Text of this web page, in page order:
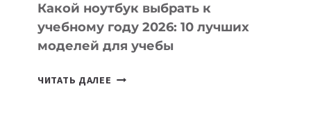
Какой ноутбук выбрать к
учебному году 2026: 10 лучших
моделей для учебы
ЧИТАТЬ ДАЛЕЕ КАКОЙ